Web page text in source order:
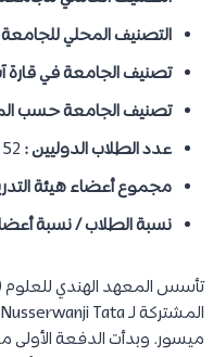
التصنيف المحلي
تصنيف الجامعة في قارة
تصنيف الجامعة حسب
عدد الطلاب الدوليين :
مجموع أعضاء هيئة
نسبة الطلاب / نسبة
ميسور. وبدأت الدفعة